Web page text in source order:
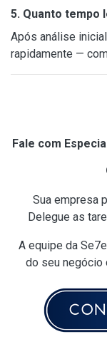
5. Quanto tempo
Após análise
rapidamente —
Fale com
Sua empresa
Delegue as
A equipe da
do seu negócio